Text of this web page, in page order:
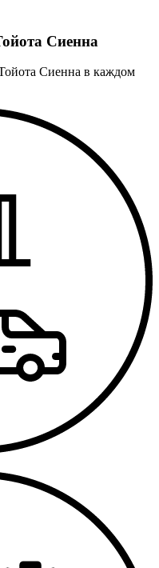
Сиенна
Сиенна в каждом